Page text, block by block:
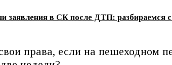
заявления в СК после ДТП: разбираемся
права, если на пешеходном